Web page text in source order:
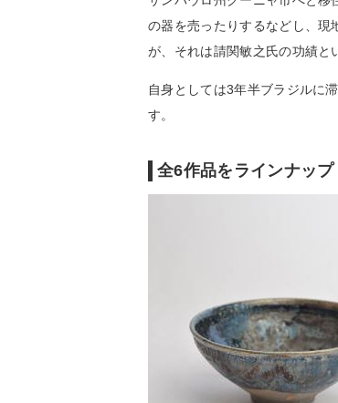
の器を売ったりするなどし、現
が、それは請関敏之氏の功績と
自身としては3年半ブラジルに
す。
全6作品をラインナップ